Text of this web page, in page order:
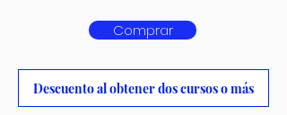
Comprar
Descuento al obtener dos cursos o más